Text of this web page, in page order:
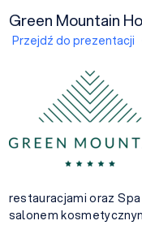
Green Mountain
Przejdź do prezentacji
restauracjami oraz
salonem